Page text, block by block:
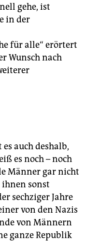
gehe, ist
in der
für alle“ erörtert
Wunsch nach
auch deshalb,
es noch – noch
Männer gar nicht
sonst
sechziger Jahre
von den Nazis
von Männern
ganze Republik